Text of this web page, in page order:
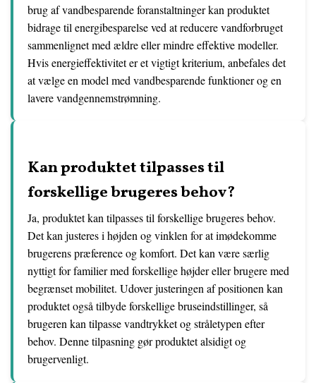
brug af vandbesparende foranstaltninger kan produktet
bidrage til energibesparelse ved at reducere vandforbruget
sammenlignet med ældre eller mindre effektive modeller.
Hvis energieffektivitet er et vigtigt kriterium, anbefales det
at vælge en model med vandbesparende funktioner og en
lavere vandgennemstrømning.
Kan produktet tilpasses til
forskellige brugeres behov?
Ja, produktet kan tilpasses til forskellige brugeres behov.
Det kan justeres i højden og vinklen for at imødekomme
brugerens præference og komfort. Det kan være særlig
nyttigt for familier med forskellige højder eller brugere med
begrænset mobilitet. Udover justeringen af positionen kan
produktet også tilbyde forskellige bruseindstillinger, så
brugeren kan tilpasse vandtrykket og stråletypen efter
behov. Denne tilpasning gør produktet alsidigt og
brugervenligt.